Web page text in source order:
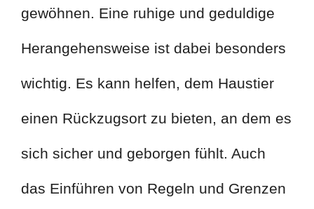
gewöhnen. Eine ruhige und geduldige
Herangehensweise ist dabei besonders
wichtig. Es kann helfen, dem Haustier
einen Rückzugsort zu bieten, an dem es
sich sicher und geborgen fühlt. Auch
das Einführen von Regeln und Grenzen